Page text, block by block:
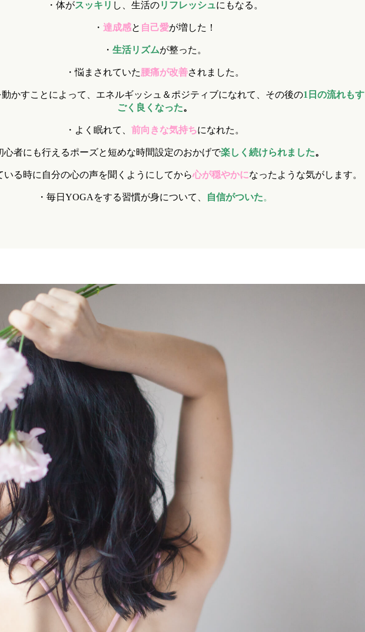
・体がスッキリ し、生活のリフレッシュにもなる。
・ 達成感と 自己愛が増した！
・ 生活リズムが整った。
・悩まされていた 腰痛が改善されました。
動かすことによって、エネルギッシュ＆ポジティブになれて、その後の1日の流れもす
ごく良くなった。
・よく眠れて、 前向きな気持ちになれた。
心者にも行えるポーズと短めな時間設定のおかげで楽しく続けられました。
いる時に自分の心の声を聞くようにしてから心が穏やかになったような気がします。
・毎日 YOGA をする習慣が身について、 自信がついた。